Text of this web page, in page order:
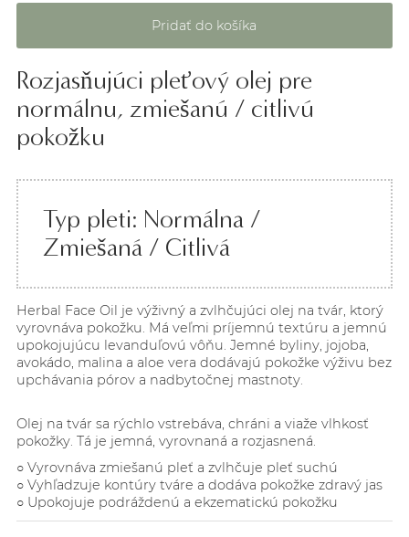
Rozjasňujúci pleťový olej pre
normálnu, zmiešanú / citlivú
pokožku
Typ pleti: Normálna /
Zmiešaná / Citlivá
Herbal Face Oil je výživný a zvlhčujúci olej na tvár, ktorý
vyrovnáva pokožku. Má veľmi príjemnú textúru a jemnú
upokojujúcu levanduľovú vôňu. Jemné byliny, jojoba,
avokádo, malina a aloe vera dodávajú pokožke výživu bez
upchávania pórov a nadbytočnej mastnoty.
Olej na tvár sa rýchlo vstrebáva, chráni a viaže vlhkosť
pokožky. Tá je jemná, vyrovnaná a rozjasnená.
○ Vyrovnáva zmiešanú pleť a zvlhčuje pleť suchú
○ Vyhľadzuje kontúry tváre a dodáva pokožke zdravý jas
○ Upokojuje podráždenú a ekzematickú pokožku